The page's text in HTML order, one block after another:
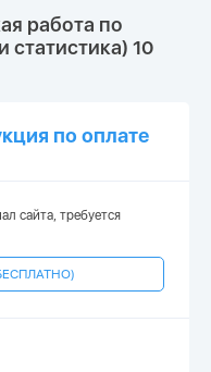
работа по
статистика) 10
по оплате
сайта, требуется